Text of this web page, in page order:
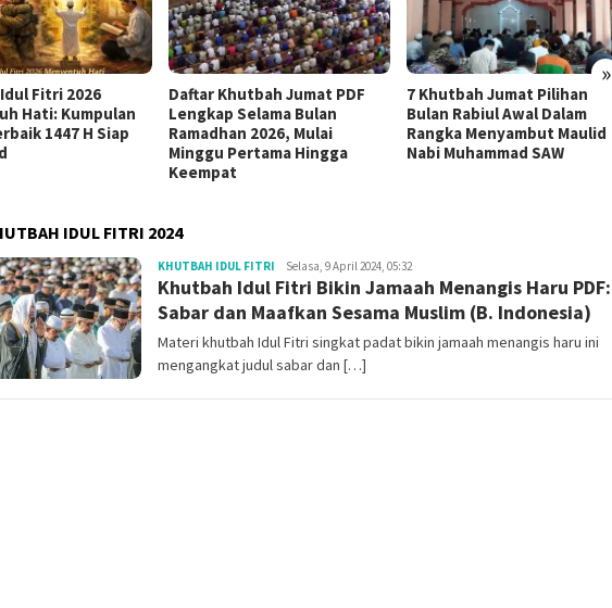
»
Fitri 2026
Hati: Kumpulan
1447 H Siap
Daftar Khutbah Jumat PDF
Lengkap Selama Bulan
Ramadhan 2026, Mulai
Minggu Pertama Hingga
Keempat
7 Khutbah Jumat Pilihan
Bulan Rabiul Awal Dalam
Rangka Menyambut Maulid
Nabi Muhammad SAW
IDUL FITRI 2024
KHUTBAH IDUL FITRI Redaksi
Selasa, 9 April 2024, 05:32
Khutbah Idul Fitri Bikin Jamaah Menangis Haru PDF:
Sabar dan Maafkan Sesama Muslim (B. Indonesia)
Materi khutbah Idul Fitri singkat padat bikin jamaah menangis haru ini
mengangkat judul sabar dan […]